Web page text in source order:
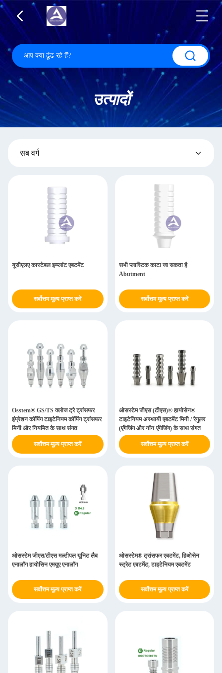
उत्पादों
सब वर्ग
यूसीएलए कास्टेबल इम्प्लांट एबटमेंट
सर्वोत्तम मूल्य प्राप्त करें
सभी प्लास्टिक काटा जा सकता है
Abutment
सर्वोत्तम मूल्य प्राप्त करें
Osstem® GS/TS क्लोज ट्रे ट्रांसफर
इंप्रेशन कॉपिंग टाइटेनियम कॉपिंग ट्रांसफर
मिनी और नियमित के साथ संगत
सर्वोत्तम मूल्य प्राप्त करें
ओसस्टेम जीएस (टीएस)® हायोसेन®
टाइटेनियम अस्थायी एबटमेंट मिनी / रेगुलर
(एंगेजिंग और नॉन-एंगेजिंग) के साथ संगत
सर्वोत्तम मूल्य प्राप्त करें
ओसस्टेम जीएस/टीएस मल्टीपल यूनिट लैब
एनालॉग हायोसिन एमयूए एनालॉग
सर्वोत्तम मूल्य प्राप्त करें
ओसस्टेम® ट्रांसफर एबटमेंट, हिओसेन
स्ट्रेट एबटमेंट, टाइटेनियम एबटमेंट
सर्वोत्तम मूल्य प्राप्त करें